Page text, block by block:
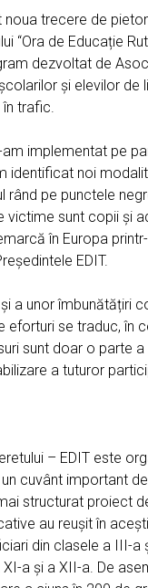
trecere de
“Ora de Educație
dezvoltat de
și elevilor de
trafic.
implementat pe
identificat noi
pe punctele
victime sunt copii și
în Europa
EDIT.
a unor îmbunătățiri
se traduc, în
sunt doar o parte a
a tuturor
– EDIT este
cuvânt important
structurat proiect
au reușit în
din clasele a III-a
a și a XII-a. De